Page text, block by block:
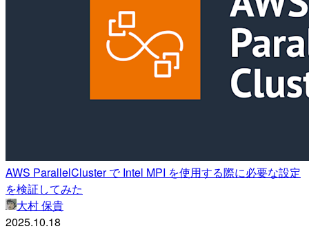
AWS ParallelCluster で Intel MPI を使用する際に必要な設定
を検証してみた
大村 保貴
2025.10.18